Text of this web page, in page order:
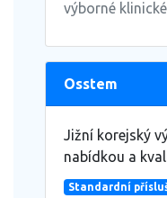
výborné
Osstem
Jižní korejský
nabídkou a
Standardní